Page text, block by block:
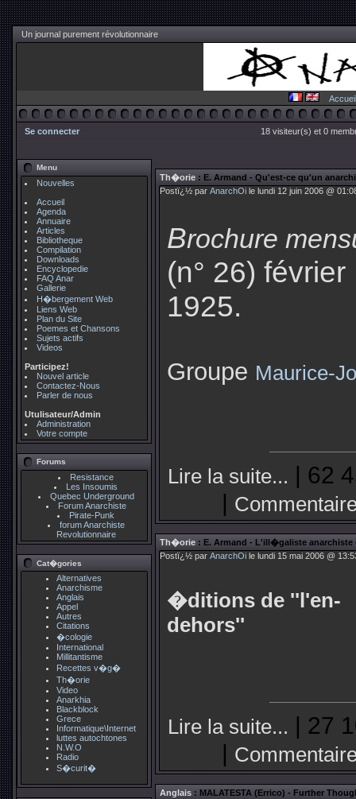
Un journal purement révolutionnaire
Accueil
Se connecter 18 visiteur(s) et 0
Menu
Nouvelles
Accueil
Agenda
Annuaire
Articles
Bibliotheque
Compilation
Downloads
Encyclopedie
FAQ Anar
Gallerie
H�bergement Web
Liens Web
Plan du Site
Poemes et Chansons
Sujets actifs
Videos
Participez!
Nouvel article
Contactez-Nous
Parler de nous
Utulisateur/Admin
Administration
Votre compte
Forums
Resistance
Les Insoumis
Quebec Underground
Forum Anarchiste
Pirate-Punk
forum Anarchiste
Revolutionnaire
Cat�gories
Alternatives
Anarchisme
Anglais
Appel
Autres
Citations
�cologie
International
Millitantisme
Recettes v�g�
Th�orie
Video
Anarkhia
Blackblock
Grece
Informatique\Internet
luttes autochtones
N.W.O
Radio
S�curit�
Th�orie : E. Armand - Qu'est-ce qu'un
Postï¿½ par AnarchOi le lundi 12 juin 2006 @
Brochure
(n° 26) février
1925.
Groupe Maurice-
Lire la suite... | 62
|
Th�orie : E. Armand - L'ill�galiste anarchiste
Postï¿½ par AnarchOi le lundi 15 mai 2006 @
�ditions de ''l'en-
dehors''
Lire la suite... | 27
|
Anglais : MALATESTA (Errico) - Further